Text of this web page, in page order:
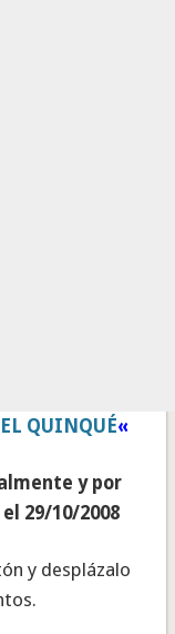
QUINQUÉ«
y por
29/10/2008
y desplázalo